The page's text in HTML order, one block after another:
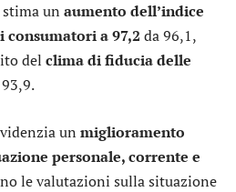
un aumento dell’indice
consumatoria 97,2 da 96,1,
del clima di fiducia delle
un miglioramento
personale, corrente e
le valutazioni sulla situazione